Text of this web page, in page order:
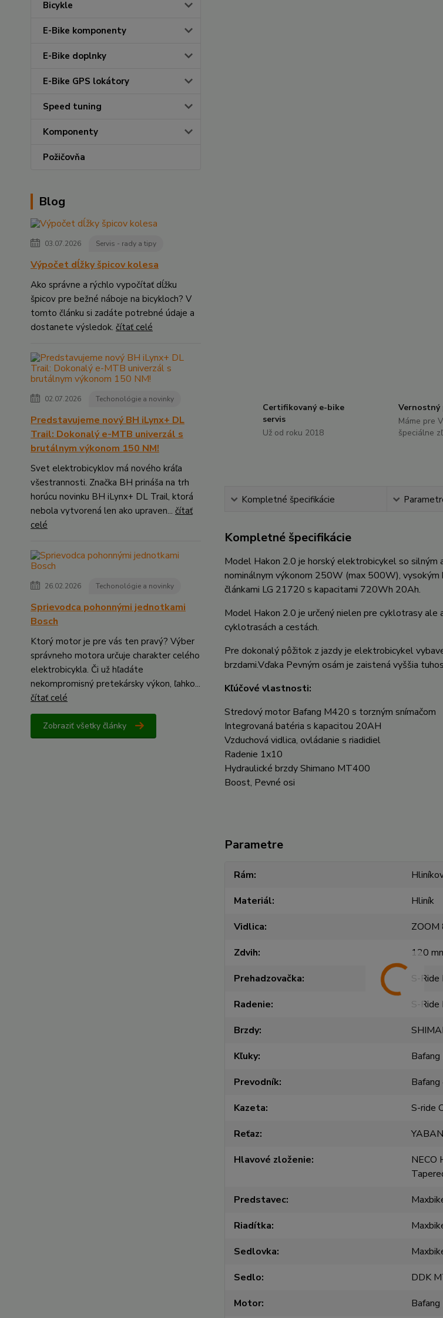
Bicykle
E-Bike komponenty
E-Bike doplnky
E-Bike GPS lokátory
Speed tuning
Komponenty
Požičovňa
Blog
03.07.2026 Servis - rady a tipy
Výpočet dĺžky špicov kolesa
Ako správne a rýchlo vypočítať dĺžku
špicov pre bežné náboje na bicykloch? V
tomto článku si zadáte potrebné údaje a
dostanete výsledok. čítať celé
02.07.2026 Techonológie a novinky
Predstavujeme nový BH iLynx+ DL
Trail: Dokonalý e-MTB univerzál s
brutálnym výkonom 150 NM!
Svet elektrobicyklov má nového kráľa
všestrannosti. Značka BH prináša na trh
horúcu novinku BH iLynx+ DL Trail, ktorá
nebola vytvorená len ako upraven... čítať
celé
26.02.2026 Techonológie a novinky
Sprievodca pohonnými jednotkami
Bosch
Ktorý motor je pre vás ten pravý? Výber
správneho motora určuje charakter celého
elektrobicykla. Či už hľadáte
nekompromisný pretekársky výkon, ľahko...
čítať celé
Zobraziť všetky články
Certifikovaný e-bike
servis
Už od roku 2018
Vernostný
Máme pre
špeciálne
Kompletné špecifikácie
Kompletné špecifikácie
Model Hakon 2.0 je horský elektrobicykel so
nominálnym výkonom 250W (max 500W),
článkami LG 21720 s kapacitami 720Wh 20Ah.
Model Hakon 2.0 je určený nielen pre cyklotrasy
cyklotrasách a cestách.
Pre dokonalý pôžitok z jazdy je elektrobicykel
brzdami.Vďaka Pevným osám je zaistená vyššia
Kľúčové vlastnosti:
Stredový motor Bafang M420 s torzným snímačom
Integrovaná batéria s kapacitou 20AH
Vzduchová vidlica, ovládanie s riadidiel
Radenie 1x10
Hydraulické brzdy Shimano MT400
Boost, Pevné osi
Parametre
Rám
Materiál
Hliník
Vidlica
Zdvih
120
Prehadzovačka
S-
Radenie
S-
Brzdy
Kľuky
Prevodník
Kazeta
S-ride
Reťaz
Hlavové zloženie
NECO
Predstavec
Riadítka
Sedlovka
Sedlo
DDK
Motor